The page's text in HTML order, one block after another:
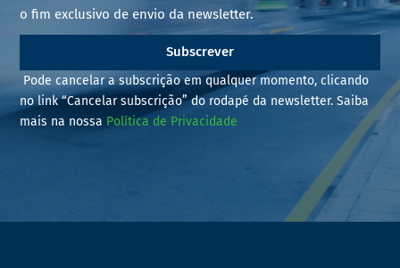
o fim exclusivo de envio da newsletter.
Subscrever
Pode cancelar a subscrição em qualquer momento, clicando
no link “Cancelar subscrição” do rodapé da newsletter. Saiba
mais na nossa Política de Privacidade